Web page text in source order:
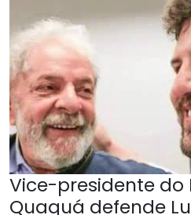
Vice-presidente do
Quaquá defende